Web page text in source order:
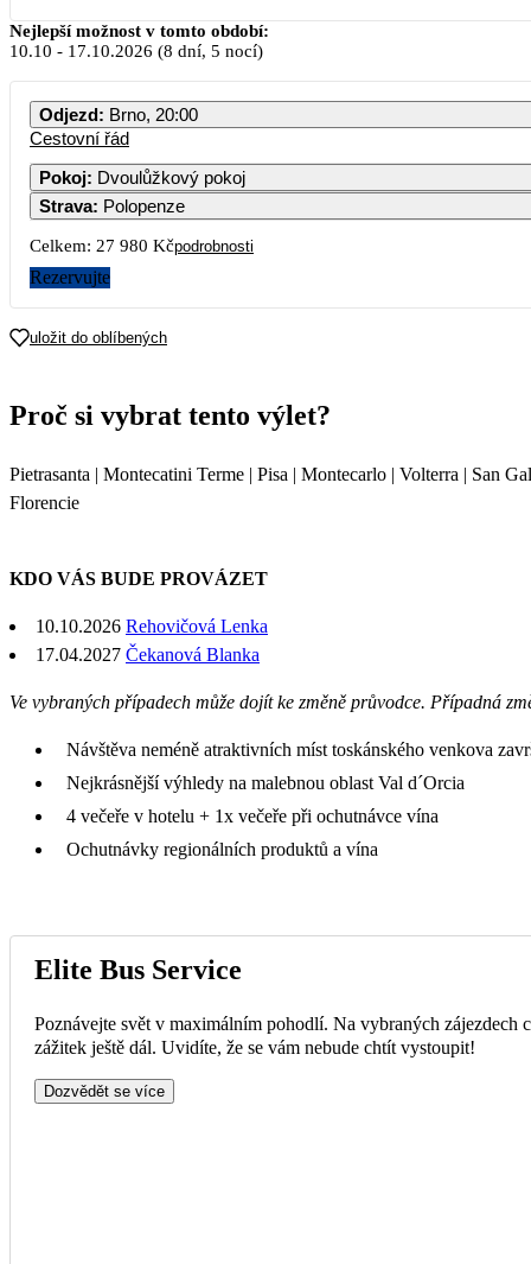
Nejlepší možnost v tomto období:
10.10 - 17.10.2026 (8 dní, 5 nocí)
Odjezd: Brno, 20:00
Cestovní řád
Pokoj: Dvoulůžkový pokoj
Strava: Polopenze
Celkem: 27 980 Kčpodrobnosti
Rezervujte
uložit do oblíbených
Proč si vybrat tento výlet?
Pietrasanta | Montecatini Terme | Pisa | Montecarlo | Volterra | San
Florencie
KDO VÁS BUDE PROVÁZET
10.10.2026 Rehovičová Lenka
17.04.2027 Čekanová Blanka
Ve vybraných případech může dojít ke změně průvodce. Případná
Návštěva neméně atraktivních míst toskánského venkova
Nejkrásnější výhledy na malebnou oblast Val d´Orcia
4 večeře v hotelu + 1x večeře při ochutnávce vína
Ochutnávky regionálních produktů a vína
Elite Bus Service
Poznávejte svět v maximálním pohodlí. Na vybraných zájezdech
zážitek ještě dál. Uvidíte, že se vám nebude chtít vystoupit!
Dozvědět se více